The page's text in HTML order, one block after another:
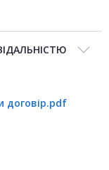
договір.pdf